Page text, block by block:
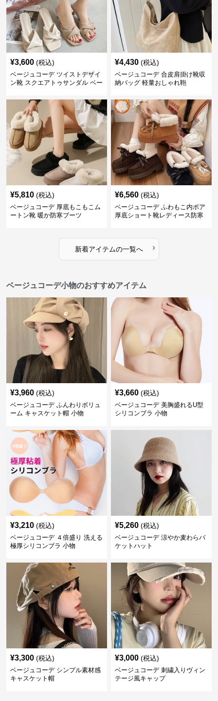
¥3,600 (税込)
ベージュコーデ ツイストデザイ
ン靴 スクエアトゥサンダル ベー
¥4,430 (税込)
ベージュコーデ 合皮肩掛け靴収
納バッグ 軽量おしゃれ鞄
¥5,810 (税込)
ベージュコーデ 厚底もこもこム
ートン靴 暖か防寒ブーツ
¥6,560 (税込)
ベージュコーデ ふわもこ内ボア
厚底ショート靴レディース防寒
新着アイテムの一覧へ ›
ベージュコーデ小物のおすすめアイテム
¥3,960 (税込)
ベージュコーデ ふんわりボリュ
ーム キャスケット帽 小物
¥3,660 (税込)
ベージュコーデ 美胸盛れるU型
シリコンブラ 小物
¥3,210 (税込)
ベージュコーデ ４倍盛り 洗える
極厚シリコンブラ 小物
¥5,260 (税込)
ベージュコーデ 涼やか麦わらバ
ケットハット
¥3,300 (税込)
ベージュコーデ シンプル素材感
キャスケット帽
¥3,000 (税込)
ベージュコーデ 刺繍入りヴィン
テージ風キャップ